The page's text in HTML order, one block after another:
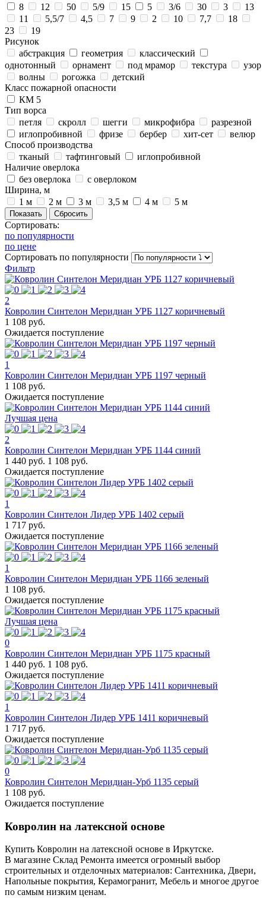
8 12 50 5/9 15 5 3/6 30 3
13
11
5,5/7 4,5 7 9 2 10 7,7
18
23
19
Рисунок
абстракция
геометрия
классический
однотонный
орнамент под мрамор текстура
узор
волны
рогожка
детский
Класс пожарной опасности
КМ 5
Тип ворса
петля
скролл шегги микрофибра
разрезной
иглопробивной
фризе бербер хит-сет
велюр
Способ производства
тканый
тафтинговый
иглопробивной
Наличие оверлока
без оверлока
с оверлоком
Ширина, м
1 м
2 м 3 м 3,5 м 4 м 5 м
Сортировать:
по популярности
по цене
Сортировать по популярности
Фильтр
2
Ковролин Синтелон Меридиан УРБ 1127 коричневый
1 108 руб.
Ожидается поступление
1
Ковролин Синтелон Меридиан УРБ 1197 черный
1 108 руб.
Ожидается поступление
Лучшая цена
2
Ковролин Синтелон Меридиан УРБ 1144 синий
1 440 руб. 1 108 руб.
Ожидается поступление
1
Ковролин Синтелон Лидер УРБ 1402 серый
1 717 руб.
Ожидается поступление
1
Ковролин Синтелон Меридиан УРБ 1166 зеленый
1 108 руб.
Ожидается поступление
Лучшая цена
0
Ковролин Синтелон Меридиан УРБ 1175 красный
1 440 руб. 1 108 руб.
Ожидается поступление
1
Ковролин Синтелон Лидер УРБ 1411 коричневый
1 717 руб.
Ожидается поступление
0
Ковролин Синтелон Меридиан-Урб 1135 серый
1 108 руб.
Ожидается поступление
Ковролин на латексной основе
Купить Ковролин на латексной основе в Иркутске.
В магазине Склад Ремонта имеется огромный выбор
строительных и отделочных материалов: Сантехника, Двери,
Напольные покрытия, Керамогранит, Мебель и многое другое
по самым низким ценам.